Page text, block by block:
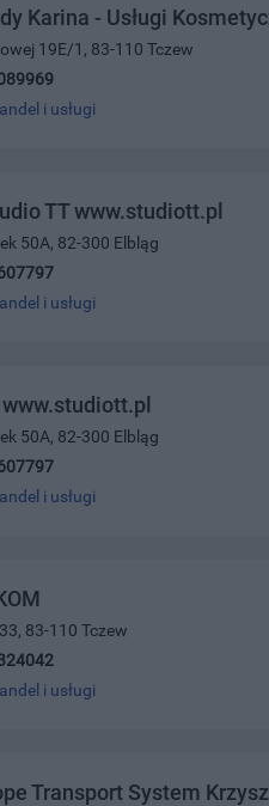
Karina - Usługi
19E/1, 83-110 Tczew
i usługi
TT www.studiott.pl
50A, 82-300 Elbląg
i usługi
50A, 82-300 Elbląg
i usługi
83-110 Tczew
i usługi
Transport System